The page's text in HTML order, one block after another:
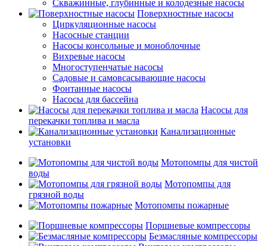
Скважинные, глубинные и колодезные насосы
Поверхностные насосы
Циркуляционные насосы
Насосные станции
Насосы консольные и моноблочные
Вихревые насосы
Многоступенчатые насосы
Садовые и самовсасывающие насосы
Фонтанные насосы
Насосы для бассейна
Насосы для
перекачки топлива и масла
Канализационные
установки
Мотопомпы для чистой
воды
Мотопомпы для
грязной воды
Мотопомпы пожарные
Поршневые компрессоры
Безмасляные компрессоры